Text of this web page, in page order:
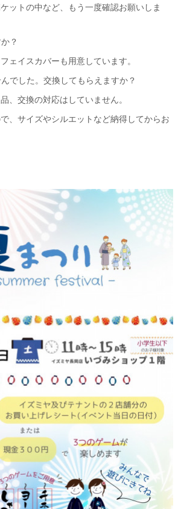
ットの中など、もう一度確認お願いしま
？
ェイスカバーも用意しています。
でした。交換してもらえますか？
、交換の対応はしていません。
、サイズやシルエットなど納得してからお